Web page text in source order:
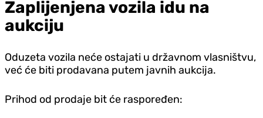
Zaplijenjena vozila idu na
aukciju
Oduzeta vozila neće ostajati u državnom vlasništvu,
već će biti prodavana putem javnih aukcija.
Prihod od prodaje bit će raspoređen: